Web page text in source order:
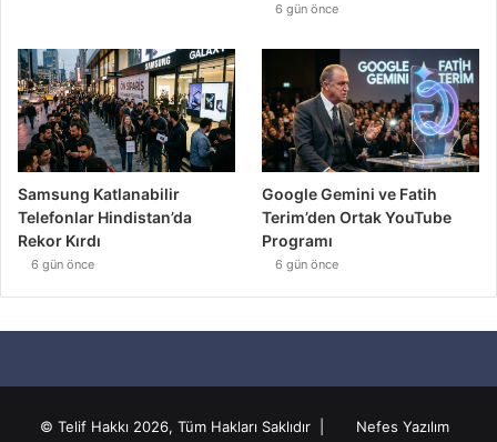
6 gün önce
Samsung Katlanabilir
Telefonlar Hindistan’da
Rekor Kırdı
6 gün önce
Google Gemini ve Fatih
Terim’den Ortak YouTube
Programı
6 gün önce
© Telif Hakkı 2026, Tüm Hakları Saklıdır | Nefes Yazılım